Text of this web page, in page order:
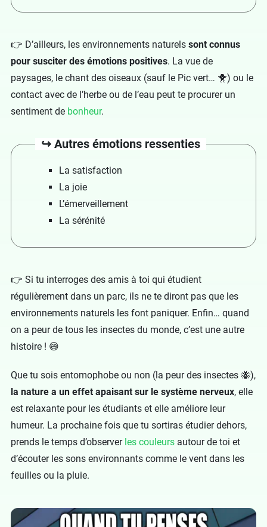
👉 D’ailleurs, les environnements naturels sont connus
pour susciter des émotions positives. La vue de
paysages, le chant des oiseaux (sauf le Pic vert… 🐥) ou le
contact avec de l’herbe ou de l’eau peut te procurer un
sentiment de bonheur.
↪️ Autres émotions ressenties
La satisfaction
La joie
L’émerveillement
La sérénité
👉 Si tu interroges des amis à toi qui étudient
régulièrement dans un parc, ils ne te diront pas que les
environnements naturels les font paniquer. Enfin… quand
on a peur de tous les insectes du monde, c’est une autre
histoire ! 😅
Que tu sois entomophobe ou non (la peur des insectes 🐝),
la nature a un effet apaisant sur le système nerveux, elle
est relaxante pour les étudiants et elle améliore leur
humeur. La prochaine fois que tu sortiras étudier dehors,
prends le temps d’observer les couleurs autour de toi et
d’écouter les sons environnants comme le vent dans les
feuilles ou la pluie.